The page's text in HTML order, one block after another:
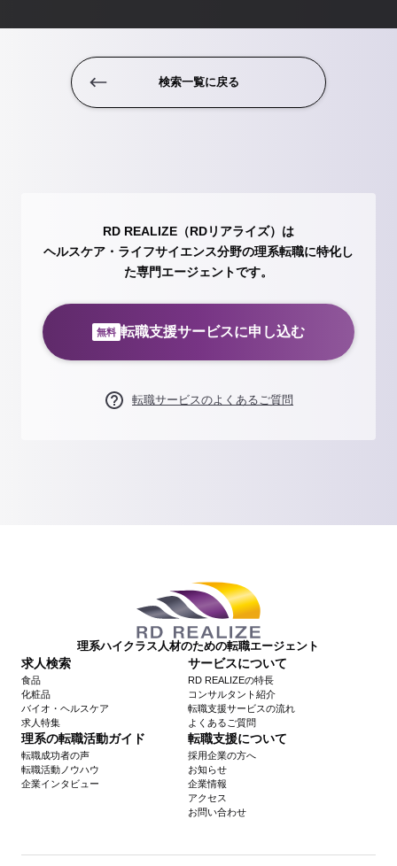
検索一覧に戻る
RD REALIZE（RDリアライズ）は
ヘルスケア・ライフサイエンス分野の理系転職に特化し
た専門エージェントです。
無料 転職支援サービスに申し込む
転職サービスのよくあるご質問
理系ハイクラス人材のための転職エージェント
求人検索
食品
化粧品
バイオ・ヘルスケア
求人特集
サービスについて
RD REALIZEの特長
コンサルタント紹介
転職支援サービスの流れ
よくあるご質問
理系の転職活動ガイド
転職成功者の声
転職活動ノウハウ
企業インタビュー
転職支援について
採用企業の方へ
お知らせ
企業情報
アクセス
お問い合わせ